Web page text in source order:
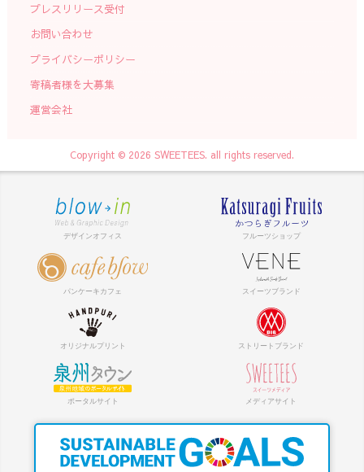
プレスリリース受付
お問い合わせ
プライバシーポリシー
寄稿者様を大募集
運営会社
Copyright © 2026 SWEETEES. all rights reserved.